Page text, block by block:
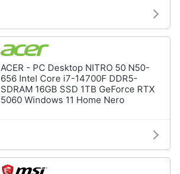
ACER - PC Desktop NITRO 50 N50-
656 Intel Core i7-14700F DDR5-
SDRAM 16GB SSD 1TB GeForce RTX
5060 Windows 11 Home Nero